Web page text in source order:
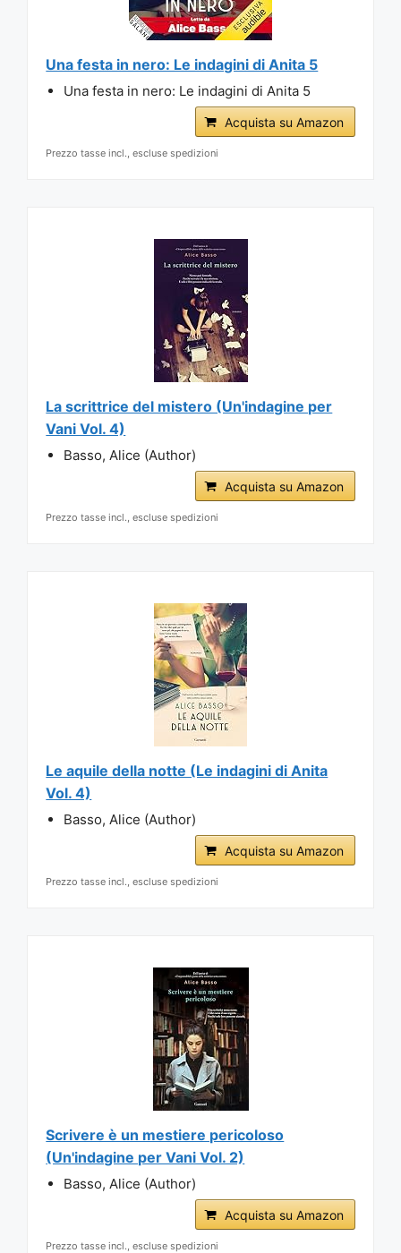
Una festa in nero: Le indagini di Anita 5
Una festa in nero: Le indagini di Anita 5
Acquista su Amazon
Prezzo tasse incl., escluse spedizioni
La scrittrice del mistero (Un'indagine per
Vani Vol. 4)
Basso, Alice (Author)
Acquista su Amazon
Prezzo tasse incl., escluse spedizioni
Le aquile della notte (Le indagini di Anita
Vol. 4)
Basso, Alice (Author)
Acquista su Amazon
Prezzo tasse incl., escluse spedizioni
Scrivere è un mestiere pericoloso
(Un'indagine per Vani Vol. 2)
Basso, Alice (Author)
Acquista su Amazon
Prezzo tasse incl., escluse spedizioni